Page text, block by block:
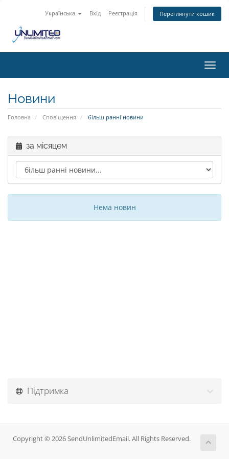
Українська Вхід Реєстрація Переглянути кошик
Новини
Головна Сповіщення більш ранні новини
за місяцем
Нема новин
Підтримка
Copyright © 2026 SendUnlimitedEmail. All Rights Reserved.